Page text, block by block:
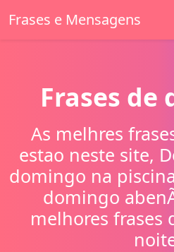
Frases e Mensagens
Frases de
As melhres
estao neste site,
domingo na
domingo
melhores frases